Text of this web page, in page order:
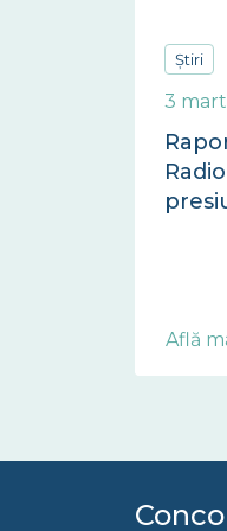
Știri
3
Află